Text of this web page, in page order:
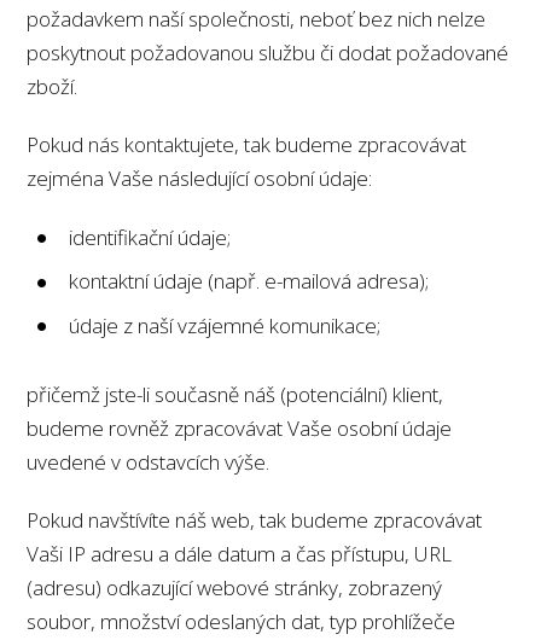
požadavkem naší společnosti, neboť bez nich nelze
poskytnout požadovanou službu či dodat požadované
zboží.
Pokud nás kontaktujete, tak budeme zpracovávat
zejména Vaše následující osobní údaje:
identifikační údaje;
kontaktní údaje (např. e-mailová adresa);
údaje z naší vzájemné komunikace;
přičemž jste-li současně náš (potenciální) klient,
budeme rovněž zpracovávat Vaše osobní údaje
uvedené v odstavcích výše.
Pokud navštívíte náš web, tak budeme zpracovávat
Vaši IP adresu a dále datum a čas přístupu, URL
(adresu) odkazující webové stránky, zobrazený
soubor, množství odeslaných dat, typ prohlížeče